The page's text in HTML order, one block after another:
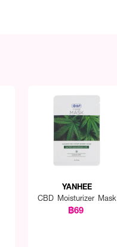
YANHEE
CBD Moisturizer Mask
฿69